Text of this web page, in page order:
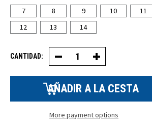
7 8 9 10
11
12
13 14
CANTIDAD: Disminuir
la
cantidad
de
procesamiento
arranque
Aumentar
la
cantidad
procesamiento
arranque
More payment options